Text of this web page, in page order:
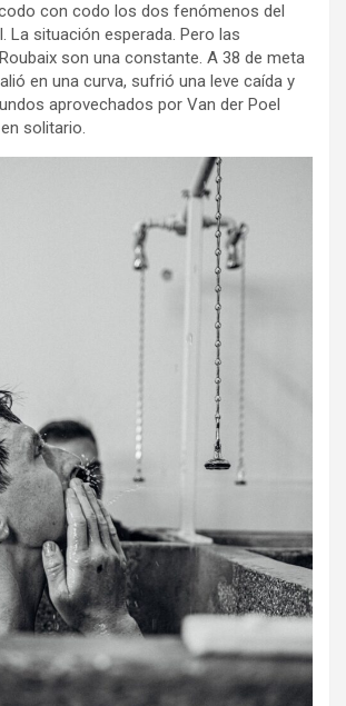
con codo los dos fenómenos del
La situación esperada. Pero las
son una constante. A 38 de meta
en una curva, sufrió una leve caída y
aprovechados por Van der Poel
solitario.